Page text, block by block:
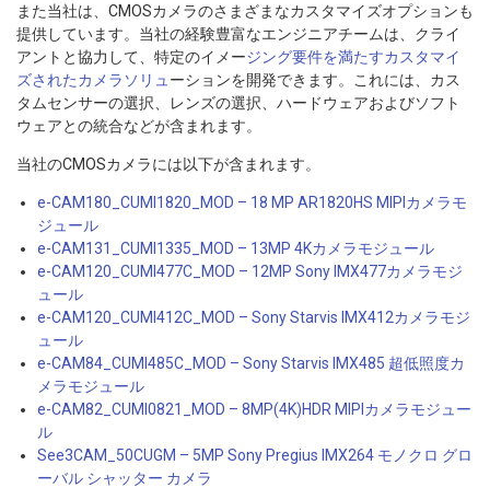
また当社は、CMOSカメラのさまざまなカスタマイズオプションも
提供しています。当社の経験豊富なエンジニアチームは、クライ
アントと協力して、特定のイメージング要件を満たすカスタマイ
ズされたカメラソリュ ーションを開発できます。これには、カス
タムセンサーの選択、レンズの選択、ハードウェアおよびソフト
ウェアとの統合などが含まれます。
当社のCMOSカメラには以下が含まれます。
e-CAM180_CUMI1820_MOD – 18 MP AR1820HS MIPIカメラモ
ジュール
e-CAM131_CUMI1335_MOD – 13MP 4Kカメラモジュール
e-CAM120_CUMI477C_MOD – 12MP Sony IMX477カメラモジ
ュール
e-CAM120_CUMI412C_MOD – Sony Starvis IMX412カメラモジ
ュール
e-CAM84_CUMI485C_MOD – Sony Starvis IMX485 超低照度カ
メラモジュール
e-CAM82_CUMI0821_MOD – 8MP(4K)HDR MIPIカメラモジュー
ル
See3CAM_50CUGM – 5MP Sony Pregius IMX264 モノクロ グロ
ーバル シャッター カメラ